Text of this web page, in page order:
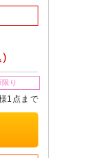
)
限り
1点まで